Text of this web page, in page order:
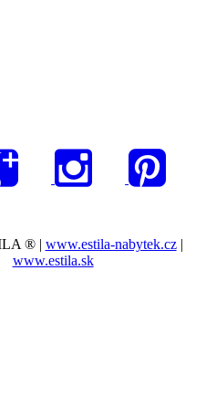
® | www.estila-nabytek.cz|
www.estila.sk